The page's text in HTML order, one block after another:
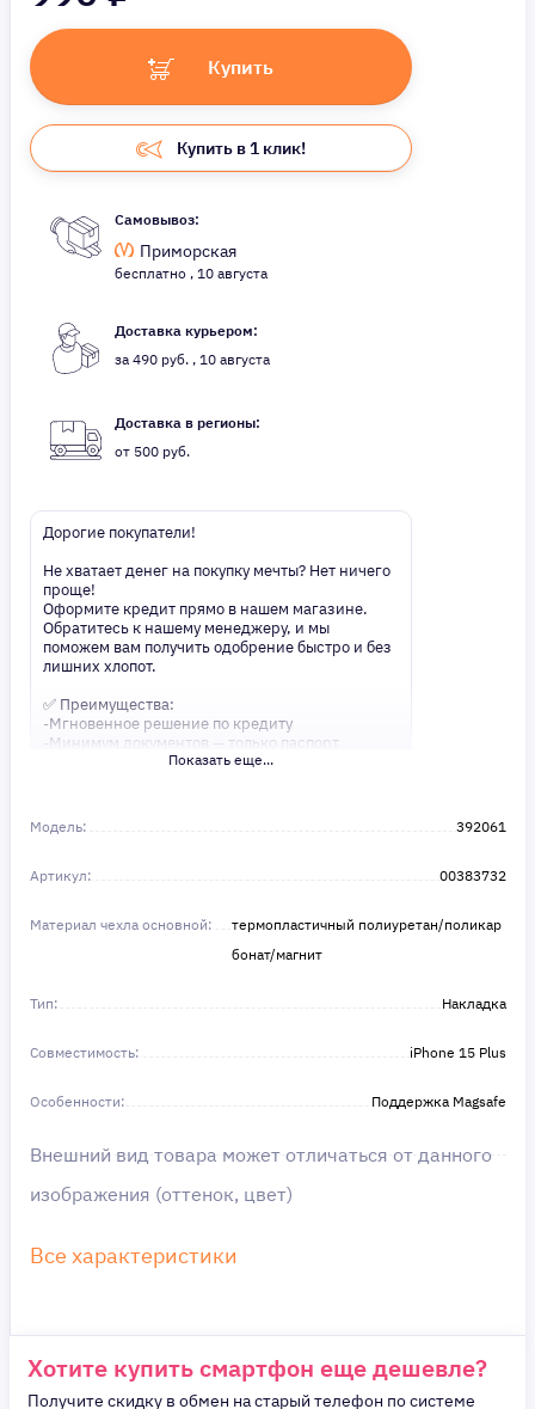
Купить
Купить в 1 клик!
Самовывоз:
Приморская
бесплатно , 10 августа
Доставка курьером:
за 490 руб. , 10 августа
Доставка в регионы:
от 500 руб.
Дорогие покупатели!
Не хватает денег на покупку мечты? Нет ничего
проще!
Оформите кредит прямо в нашем магазине.
Обратитесь к нашему менеджеру, и мы
поможем вам получить одобрение быстро и без
лишних хлопот.
✅ Преимущества:
-Мгновенное решение по кредиту
-Минимум документов — только паспорт
-Удобные сроки и низкие процентные ставки
Получите то, что нужно, прямо сейчас. Ваше
удобство — наш приоритет! ✨
в этом!
Показать еще...
Модель: 392061
Артикул: 00383732
Материал чехла основной:
термопластичный полиуретан/поликар
бонат/магнит
Тип: Накладка
Совместимость: iPhone 15 Plus
Особенности: Поддержка Magsafe
Внешний вид товара может отличаться от данного
изображения (оттенок, цвет)
Все характеристики
Хотите купить смартфон еще дешевле?
Получите скидку в обмен на старый телефон по системе